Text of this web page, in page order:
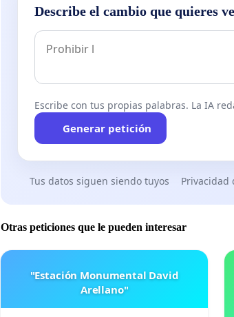
Describe el cambio que quieres
Escribe con tus propias palabras. La IA
Generar petición
Tus datos siguen siendo tuyos Privacidad
Otras peticiones que le pueden interesar
"Estación Monumental David
Arellano"